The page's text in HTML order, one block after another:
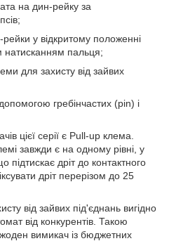
на дин-рейку за
рейки у відкритому положенні
натисканням пальця;
для захисту від зайвих
гребінчастих (pin) і
цієї серії є Pull-up клема.
завжди є на одному рівні, у
підтискає дріт до контактного
дріт перерізом до 25
від зайвих під'єднань вигідно
від конкурентів. Такою
вимикач із бюджетних